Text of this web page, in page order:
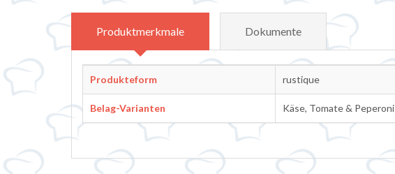
Produktmerkmale Dokumente
Attributbezeichnung Attributwert
Produkteform rustique
Belag-Varianten Käse, Tomate & Peperoni